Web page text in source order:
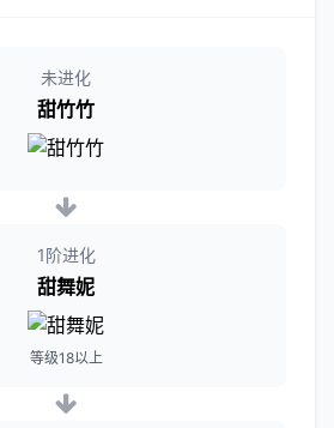
未进化
甜竹竹
1阶进化
甜舞妮
等级18以上